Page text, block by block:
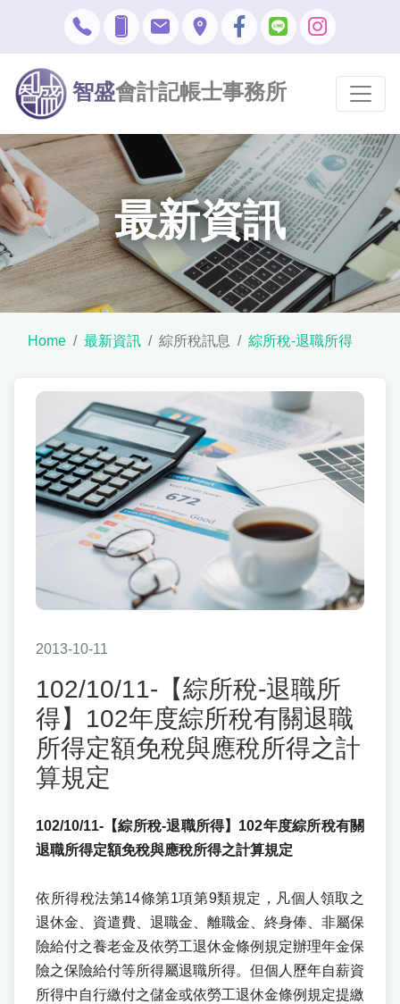
智盛會計記帳士事務所
最新資訊
Home 最新資訊 綜所稅訊息 綜所稅-退職所得
2013-10-11
102/10/11-【綜所稅-退職所
得】102年度綜所稅有關退職
所得定額免稅與應稅所得之計
算規定
102/10/11-【綜所稅-退職所得】102年度綜所稅有關
退職所得定額免稅與應稅所得之計算規定
依所得稅法第14條第1項第9類規定，凡個人領取之
退休金、資遣費、退職金、離職金、終身俸、非屬保
險給付之養老金及依勞工退休金條例規定辦理年金保
險之保險給付等所得屬退職所得。但個人歷年自薪資
所得中自行繳付之儲金或依勞工退休金條例規定提繳